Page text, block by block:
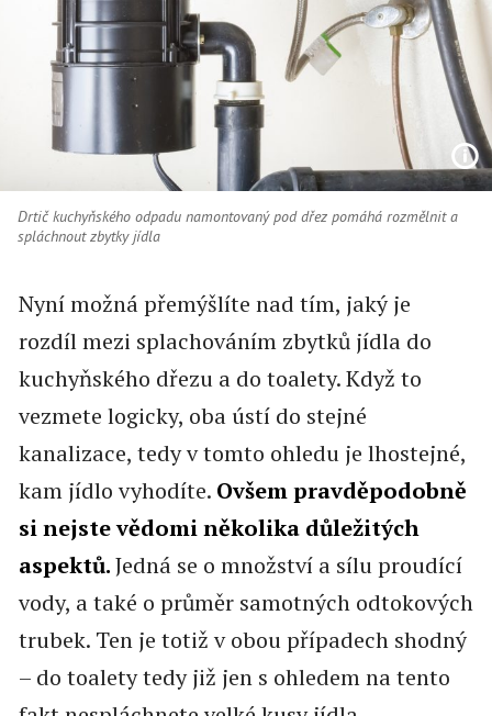
Drtič kuchyňského odpadu namontovaný pod dřez pomáhá rozmělnit a
spláchnout zbytky jídla
Nyní možná přemýšlíte nad tím, jaký je
rozdíl mezi splachováním zbytků jídla do
kuchyňského dřezu a do toalety. Když to
vezmete logicky, oba ústí do stejné
kanalizace, tedy v tomto ohledu je lhostejné,
kam jídlo vyhodíte. Ovšem pravděpodobně
si nejste vědomi několika důležitých
aspektů.Jedná se o množství a sílu proudící
vody, a také o průměr samotných odtokových
trubek. Ten je totiž v obou případech shodný
– do toalety tedy již jen s ohledem na tento